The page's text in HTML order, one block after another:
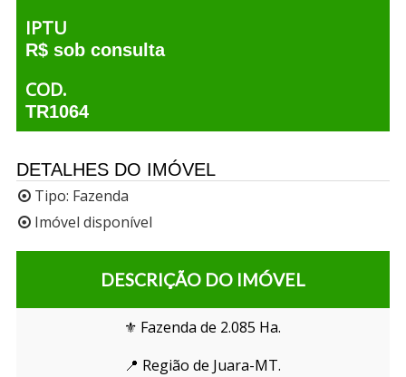
IPTU
R$ sob consulta
COD.
TR1064
DETALHES DO IMÓVEL
Tipo: Fazenda
Imóvel disponível
DESCRIÇÃO DO IMÓVEL
⚜️ Fazenda de 2.085 Ha.
📍 Região de Juara-MT.